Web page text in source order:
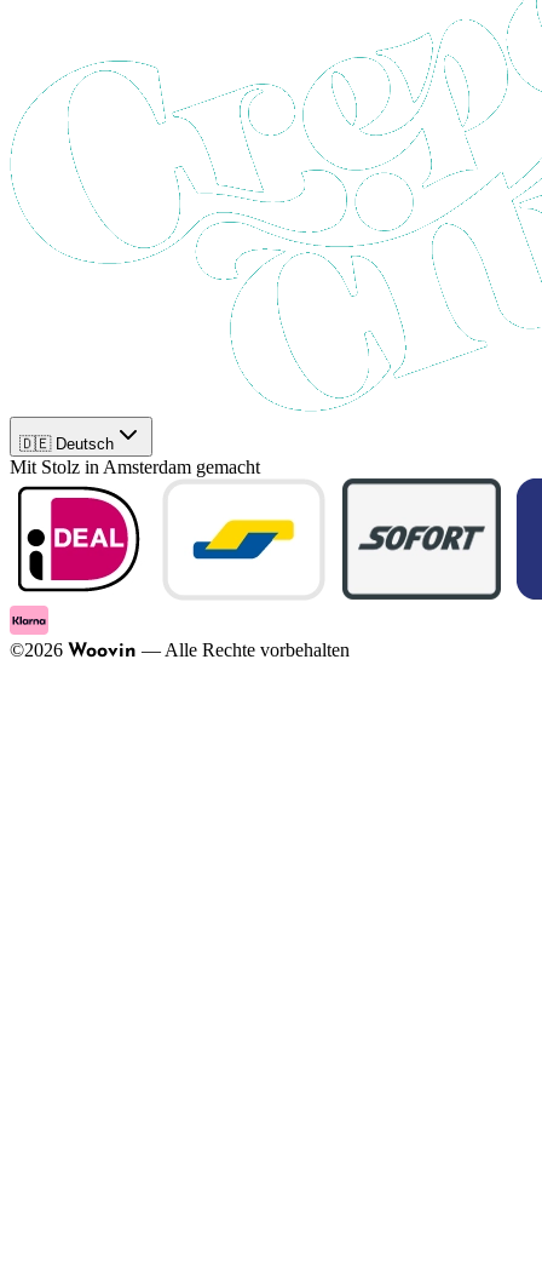
🇩🇪 Deutsch
Mit Stolz in Amsterdam gemacht
©2026 Woovin — Alle Rechte vorbehalten